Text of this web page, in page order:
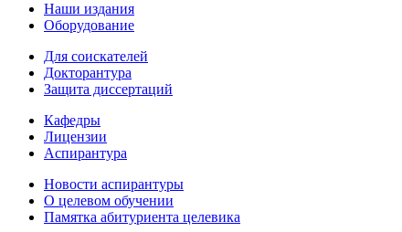
Наши издания
Оборудование
Для соискателей
Докторантура
Защита диссертаций
Кафедры
Лицензии
Аспирантура
Новости аспирантуры
О целевом обучении
Памятка абитуриента целевика